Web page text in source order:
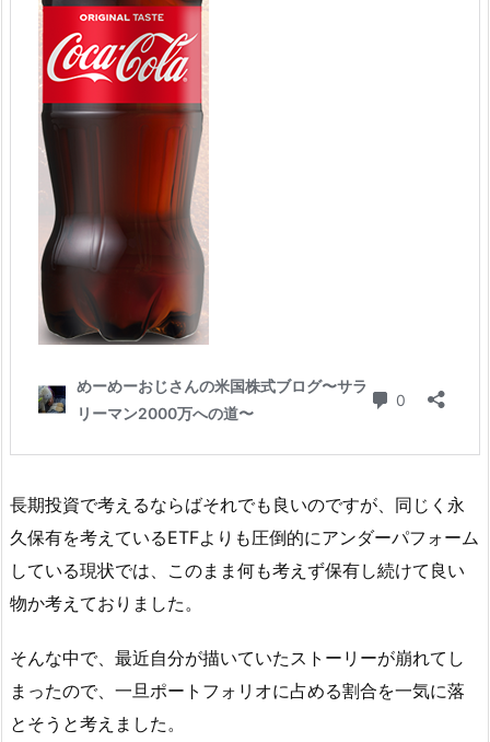
長期投資で考えるならばそれでも良いのですが、同じく永
久保有を考えているETFよりも圧倒的にアンダーパフォーム
している現状では、このまま何も考えず保有し続けて良い
物か考えておりました。
そんな中で、最近自分が描いていたストーリーが崩れてし
まったので、一旦ポートフォリオに占める割合を一気に落
とそうと考えました。